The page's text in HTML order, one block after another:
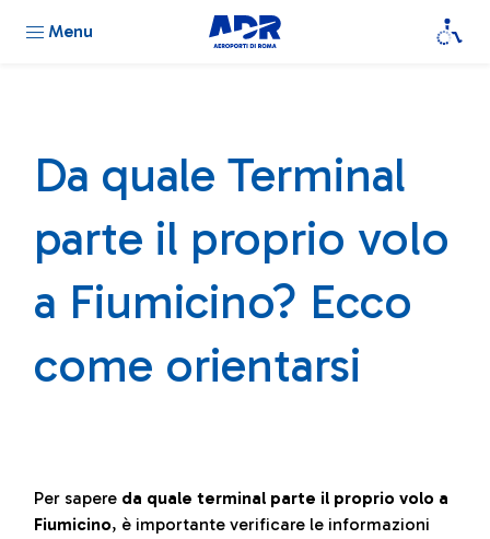
Menu
Da quale Terminal
parte il proprio volo
a Fiumicino? Ecco
come orientarsi
Per sapere da quale terminal parte il proprio volo a
Fiumicino, è importante verificare le informazioni